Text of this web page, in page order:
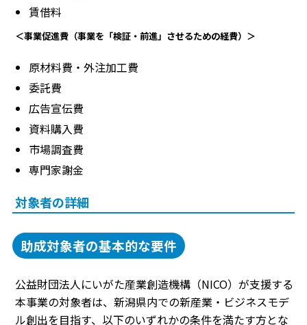
賃借料
＜事業促進費（事業を「検証・前進」させるための経費）＞
原材料費・外注加工費
委託費
広告宣伝費
資料購入費
市場調査費
専門家謝金
対象者の詳細
助成対象者の基本的な要件
公益財団法人にいがた産業創造機構（NICO）が支援する
本事業の対象者は、新潟県内での新産業・ビジネスモデ
ル創出を目指す、以下のいずれかの条件を満たす方とな